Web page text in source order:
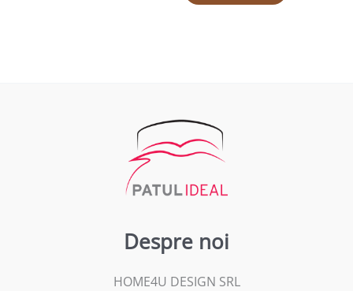
Despre noi
HOME4U DESIGN SRL